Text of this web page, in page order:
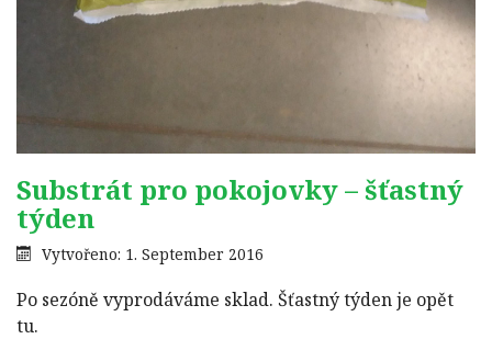
Substrát pro pokojovky – šťastný
týden
Vytvořeno: 1. September 2016
Po sezóně vyprodáváme sklad. Šťastný týden je opět
tu.